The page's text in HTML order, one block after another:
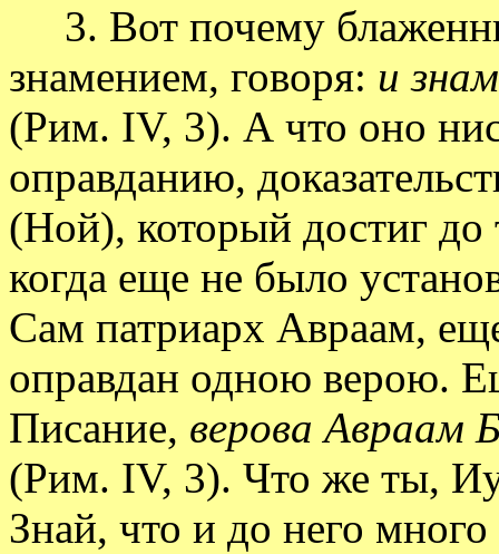
3. Вот почему
знамением, говоря: и
(Рим. IV, 3). А что оно
оправданию,
(Ной), который достиг до
когда еще не было
Сам патриарх Авраам,
оправдан одною верою.
Писание, верова Авраам
(Рим. IV, 3). Что же ты,
Знай, что и до него